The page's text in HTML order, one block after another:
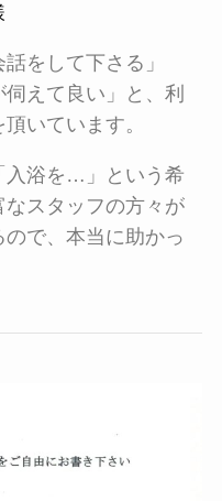
をして下さる」
伺えて良い」と、利
いています。
入浴を…」という希
スタッフの方々が
で、本当に助かっ